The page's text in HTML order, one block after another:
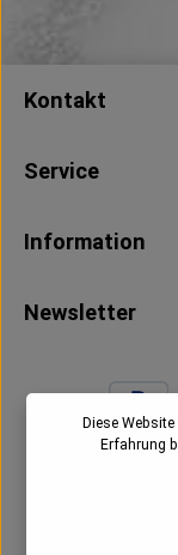
Kontakt
Service
Information
Newsletter
Diese
Erfahrung